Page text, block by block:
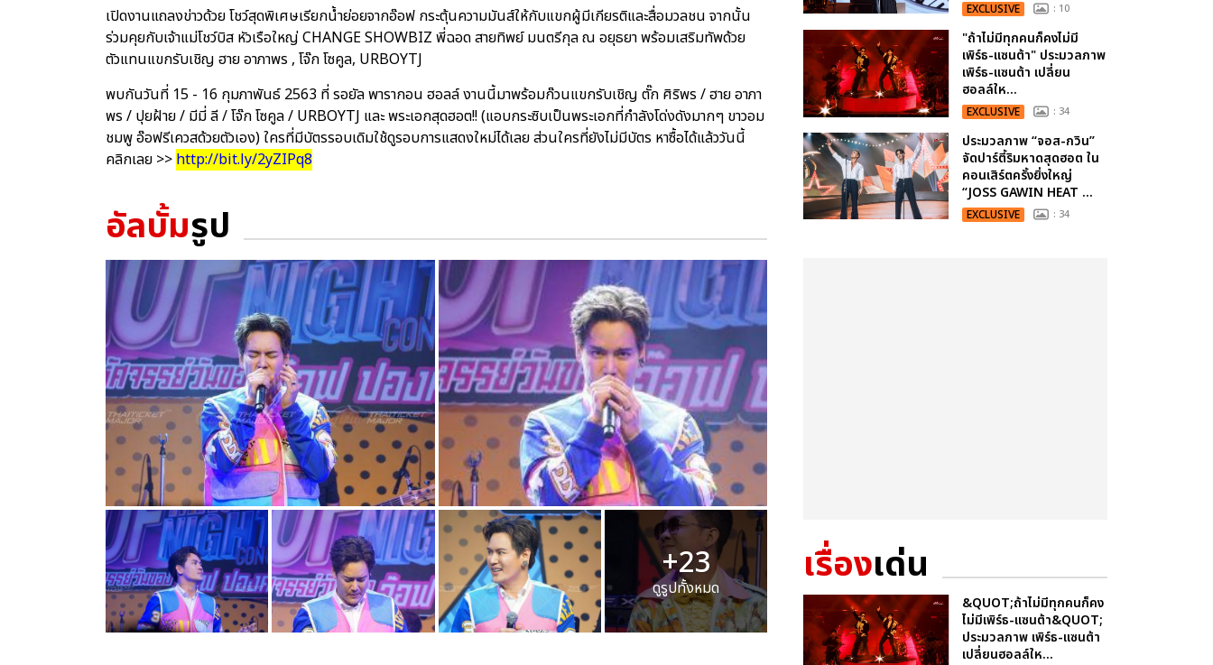
เปิดงานแถลงข่าวด้วย โชว์สุดพิเศษเรียกน้ำย่อยจากอ๊อฟ กระตุ้นความมันส์ให้กับแขกผู้มีเกียรติและสื่อมวลชน จากนั้น
ร่วมคุยกับเจ้าแม่โชว์บิส หัวเรือใหญ่ CHANGE SHOWBIZ พี่ฉอด สายทิพย์ มนตรีกุล ณ อยุธยา พร้อมเสริมทัพด้วย
ตัวแทนแขกรับเชิญ ฮาย อาภาพร , โจ๊ก โซคูล, URBOYTJ
พบกันวันที่ 15 - 16 กุมภาพันธ์ 2563 ที่ รอยัล พารากอน ฮอลล์ งานนี้มาพร้อมก๊วนแขกรับเชิญ ตั๊ก ศิริพร / ฮาย อาภา
พร / ปุยฝ้าย / มีมี่ ลี / โจ๊ก โซคูล / URBOYTJ และ พระเอกสุดฮอต!! (แอบกระซิบเป็นพระเอกที่กำลังโด่งดังมากๆ ขาวอม
ชมพู อ๊อฟรีเควสด้วยตัวเอง) ใครที่มีบัตรรอบเดิมใช้ดูรอบการแสดงใหม่ได้เลย ส่วนใครที่ยังไม่มีบัตร หาซื้อได้แล้ววันนี้
คลิกเลย >> http://bit.ly/2yZIPq8
อัลบั้มรูป
+23
ดูรูปทั้งหมด
EXCLUSIVE : 10
"ถ้าไม่มีทุกคนก็คงไม่มี
เพิร์ธ-แซนต้า" ประมวลภาพ
เพิร์ธ-แซนต้า เปลี่ยน
ฮอลล์ให...
EXCLUSIVE : 34
ประมวลภาพ “จอส-กวิน”
จัดปาร์ตี้ริมหาดสุดฮอต ใน
คอนเสิร์ตครั้งยิ่งใหญ่
“JOSS GAWIN HEAT ...
EXCLUSIVE : 34
เรื่องเด่น
&QUOT;ถ้าไม่มีทุกคนก็คง
ไม่มีเพิร์ธ-แซนต้า&QUOT;
ประมวลภาพ เพิร์ธ-แซนต้า
เปลี่ยนฮอลล์ให...